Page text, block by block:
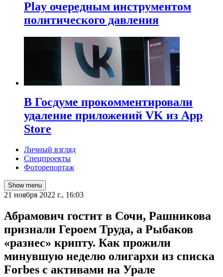
Play очередным инструментом
политического давления
В Госдуме прокомментировали
удаление приложений VK из App
Store
Личный взгляд
Спецпроекты
Фоторепортаж
Show menu
21 ноября 2022 г., 16:03
Абрамович гостит в Сочи, Рашникова
признали Героем Труда, а Рыбаков
«разнес» крипту. Как прожили
минувшую неделю олигархи из списка
Forbes с активами на Урале